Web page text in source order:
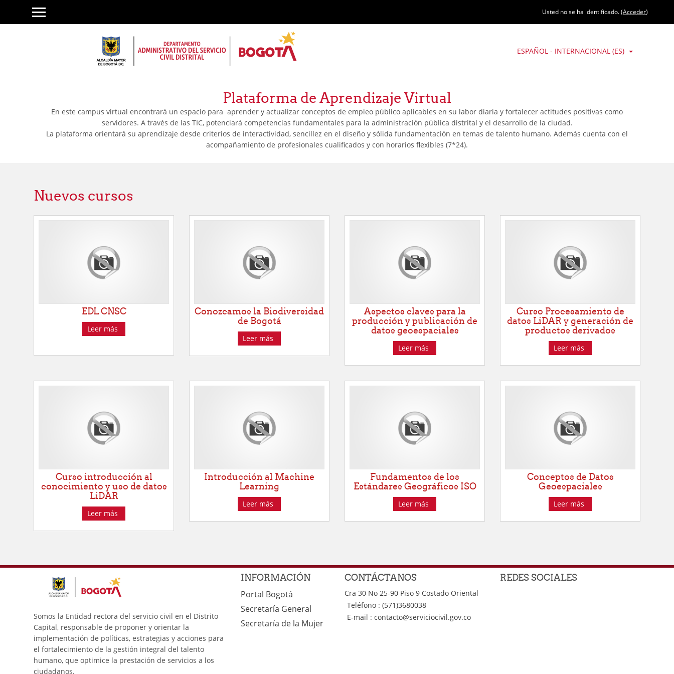
Usted no se ha identificado. (Acceder)
ESPAÑOL - INTERNACIONAL ‎(ES)‎
Plataforma de Aprendizaje Virtual
En este campus virtual encontrará un espacio para aprender y actualizar conceptos de empleo público aplicables en su labor diaria y fortalecer actitudes positivas como
servidores. A través de las TIC, potenciará competencias fundamentales para la administración pública distrital y el desarrollo de la ciudad.
La plataforma orientará su aprendizaje desde criterios de interactividad, sencillez en el diseño y sólida fundamentación en temas de talento humano. Además cuenta con el
acompañamiento de profesionales cualificados y con horarios flexibles (7*24).
Nuevos cursos
EDL CNSC
Leer más
Conozcamos la Biodiversidad
de Bogotá
Leer más
Aspectos claves para la
producción y publicación de
datos geoespaciales
Leer más
Curso Procesamiento de
datos LiDAR y generación de
productos derivados
Leer más
Curso introducción al
conocimiento y uso de datos
LiDAR
Leer más
Introducción al Machine
Learning
Leer más
Fundamentos de los
Estándares Geográficos ISO
Leer más
Conceptos de Datos
Geoespaciales
Leer más
Somos la Entidad rectora del servicio civil en el Distrito
Capital, responsable de proponer y orientar la
implementación de políticas, estrategias y acciones para
el fortalecimiento de la gestión integral del talento
humano, que optimice la prestación de servicios a los
ciudadanos.
INFORMACIÓN
Portal Bogotá
Secretaría General
Secretaría de la Mujer
CONTÁCTANOS
Cra 30 No 25-90 Piso 9 Costado Oriental
Teléfono : (571)3680038
E-mail : contacto@serviciocivil.gov.co
REDES SOCIALES